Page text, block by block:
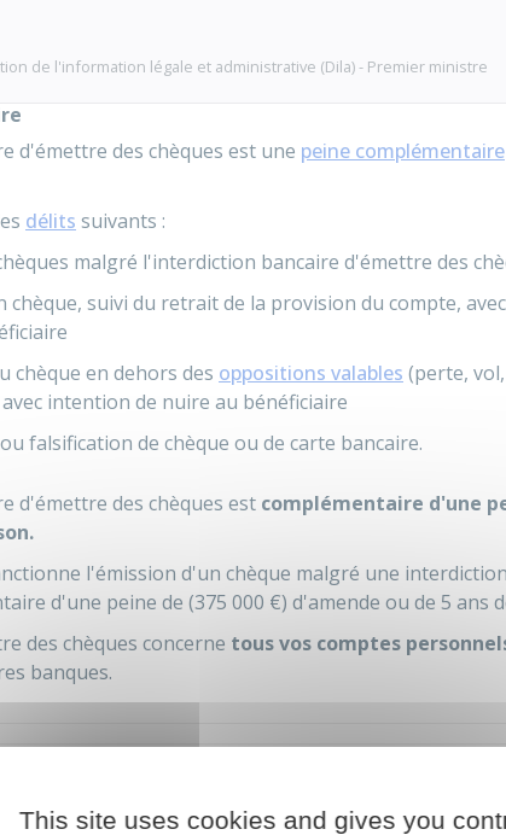
de l'information légale et administrative (Dila) - Premier ministre
d'émettre des chèques est une peine complémentaire
délits suivants :
malgré l'interdiction bancaire d'émettre des
chèque, suivi du retrait de la provision du compte,
chèque en dehors des oppositions valables (perte,
intention de nuire au bénéficiaire
falsification de chèque ou de carte bancaire.
d'émettre des chèques est complémentaire d'une
l'émission d'un chèque malgré une
d'une peine de (375 000 €) d'amende ou de 5 ans
des chèques concerne tous vos comptes
banques.
conséquences de l'interdiction
This site uses cookies and gives you